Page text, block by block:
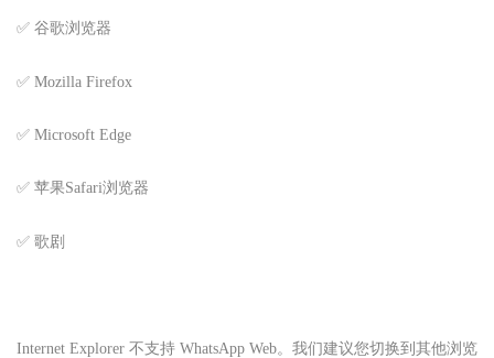
✅ 谷歌浏览器
✅ Mozilla Firefox
✅ Microsoft Edge
✅ 苹果Safari浏览器
✅ 歌剧
Internet Explorer 不支持 WhatsApp Web。我们建议您切换到其他浏览